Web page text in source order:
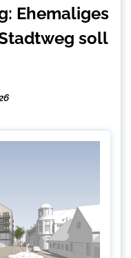
Ehemaliges
soll